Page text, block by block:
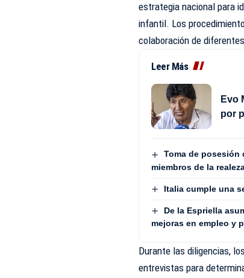
estrategia nacional para
infantil. Los
colaboración de
Leer Más
Evo
por
Toma de posesión
miembros de la
Italia cumple una
De la Espriella
mejoras en empleo y
Durante las diligencias,
entrevistas para